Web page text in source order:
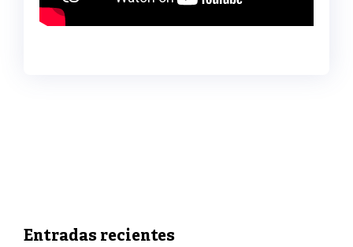
Entradas recientes